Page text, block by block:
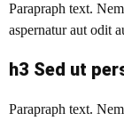
Parapraph text.
aspernatur aut odit
h3 Sed ut
Parapraph text.